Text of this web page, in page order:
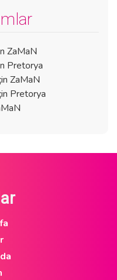
ZaMaN
Pretorya
ZaMaN
Pretorya